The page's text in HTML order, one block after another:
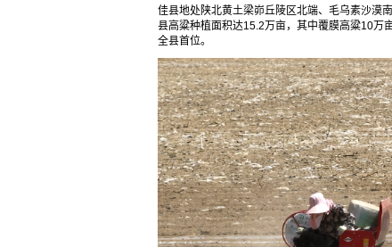
佳县地处陕北黄土梁峁丘陵区北端、毛乌素沙漠
县高粱种植面积达15.2万亩，其中覆膜高粱10万
全县首位。